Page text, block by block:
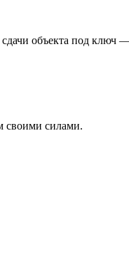
объекта под ключ
своими силами.